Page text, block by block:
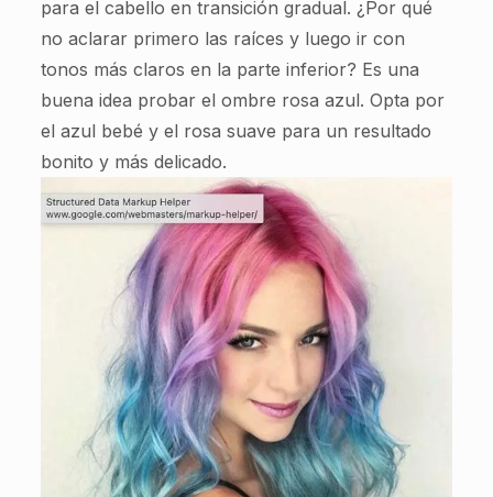
para el cabello en transición gradual. ¿Por qué
no aclarar primero las raíces y luego ir con
tonos más claros en la parte inferior? Es una
buena idea probar el ombre rosa azul. Opta por
el azul bebé y el rosa suave para un resultado
bonito y más delicado.